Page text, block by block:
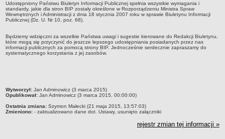
Archiwum postępowań
Praca
RODO
Kontrole
Deklaracja dostępności
Platforma zakupowa
Plan postepowań o udzielenie zamówień na rok 2026
Udostępniony Państwu Biuletyn Informacji Publicznej spełnia wszystkie wymagania i
standardy, jakie dla stron BIP zostały określone w Rozporządzeniu Ministra Spraw
Wewnętrznych i Administracji z dnia 18 stycznia 2007 roku w sprawie Biuletynu Informacji
Publicznej (Dz. U. Nr 10, poz. 68).
Będziemy wdzięczni za wszelkie Państwa uwagi i sugestie kierowane do Redakcji Biuletynu,
które mogą się przyczynić do jeszcze lepszego udostępniania posiadanych przez nas
informacji publicznych za pomocą strony BIP. Jednocześnie serdecznie zapraszamy do
systematycznego korzystania z jej zasobów.
metryczka
Wytworzył: Jan Adminowicz (3 marca 2015)
Opublikował: Jan Adminowicz (3 marca 2015, 00:00:00)
Ostatnia zmiana: Szymon Małecki (21 maja 2015, 13:57:03)
Zmieniono: - zaktualizowano dane dot. Ustawy, usunięto załączniki
rejestr zmian tej informacji »